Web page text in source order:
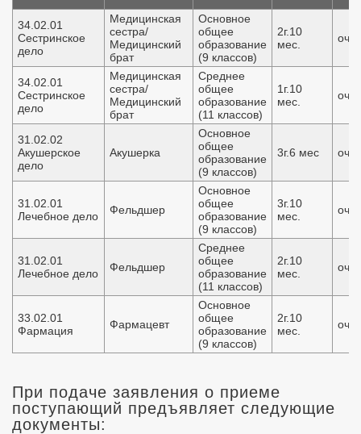
34.02.01
Сестринское
дело
Медицинская
сестра/
Медицинский
брат
Основное
общее
образование
(9 классов)
2г.10
мес.
34.02.01
Сестринское
дело
Медицинская
сестра/
Медицинский
брат
Среднее
общее
образование
(11 классов)
1г.10
мес.
31.02.02
Акушерское
дело
Акушерка
Основное
общее
образование
(9 классов)
3г.6 мес
31.02.01
Лечебное дело
Фельдшер
Основное
общее
образование
(9 классов)
3г.10
мес.
31.02.01
Лечебное дело
Фельдшер
Среднее
общее
образование
(11 классов)
2г.10
мес.
33.02.01
Фармация
Фармацевт
Основное
общее
образование
(9 классов)
2г.10
мес.
При подаче заявления о приеме
поступающий предъявляет следующие
документы: